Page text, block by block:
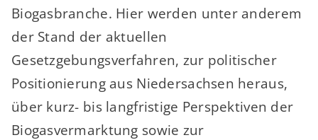
Biogasbranche. Hier werden unter anderem
der Stand der aktuellen
Gesetzgebungsverfahren, zur politischer
Positionierung aus Niedersachsen heraus,
über kurz- bis langfristige Perspektiven der
Biogasvermarktung sowie zur